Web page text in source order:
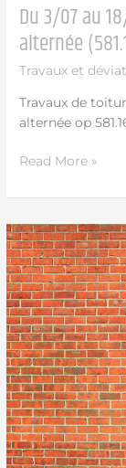
Du 3/07 au
alternée
Travaux et
Travaux de
alternée op
Read More »
Avis
d’enquête
publique
874.1/2024/26
–
Rue
Régissa